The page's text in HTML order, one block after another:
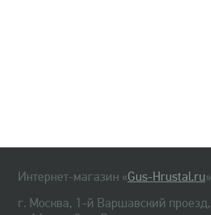
Интернет-магазин «Gus-Hrustal.ru»
г. Москва, 1-й Варшавский проезд,